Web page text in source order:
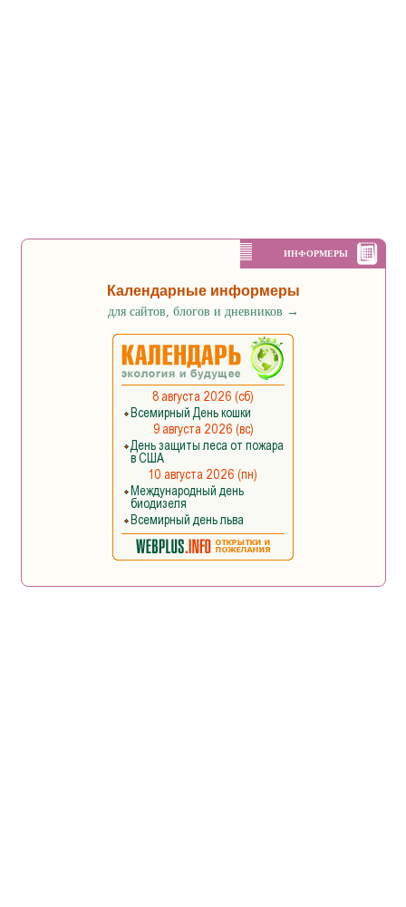
ИНФОРМЕРЫ
Календарные информеры
для сайтов, блогов и дневников →